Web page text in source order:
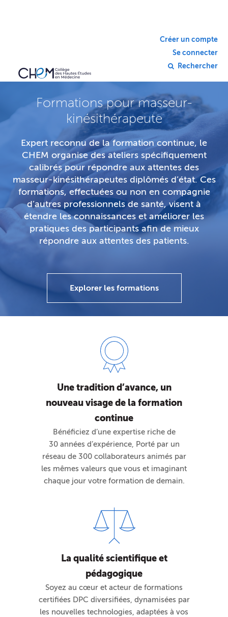
Créer un compte
Se connecter
Rechercher
Formations pour masseur-
kinésithérapeute
Expert reconnu de la formation continue, le
CHEM organise des ateliers spécifiquement
calibrés pour répondre aux attentes des
masseur-kinésithérapeutes diplômés d’état. Ces
formations, effectuées ou non en compagnie
d’autres professionnels de santé, visent à
étendre les connaissances et améliorer les
pratiques des participants afin de mieux
répondre aux attentes des patients.
Explorer les formations
Une tradition d’avance, un
nouveau visage de la formation
continue
Bénéficiez d’une expertise riche de
30 années d’expérience, Porté par un
réseau de 300 collaborateurs animés par
les mêmes valeurs que vous et imaginant
chaque jour votre formation de demain.
La qualité scientifique et
pédagogique
Soyez au cœur et acteur de formations
certifiées DPC diversifiées, dynamisées par
les nouvelles technologies, adaptées à vos